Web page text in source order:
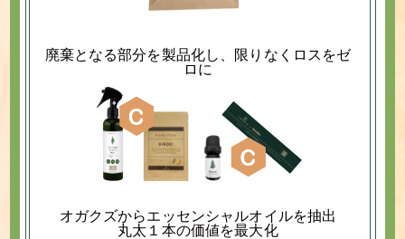
廃棄となる部分を製品化し、限りなくロスをゼ
ロに
オガクズからエッセンシャルオイルを抽出
丸太１本の価値を最大化